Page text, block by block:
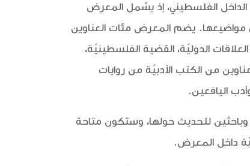
الفلسطيني، إذ يشمل المعرض
مواضيعها. يضم المعرض مئات العناوين
الدوليّة، القضية الفلسطينيّة،
من الكتب الأدبيّة من روايات
اليافعين.
للحديث حولها، وستكون متاحة
داخل المعرض.